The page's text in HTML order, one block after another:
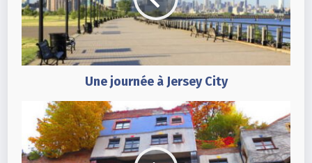
Une journée à Jersey City